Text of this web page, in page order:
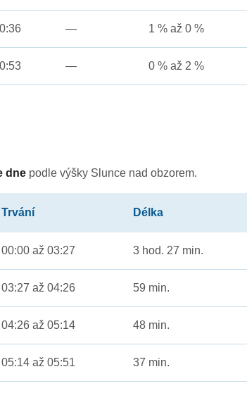
— 1 % až 0 %
— 0 % až 2 %
dne podle výšky Slunce nad obzorem.
Trvání Délka
00:00 až 03:27 3 hod. 27 min.
03:27 až 04:26 59 min.
04:26 až 05:14 48 min.
05:14 až 05:51 37 min.